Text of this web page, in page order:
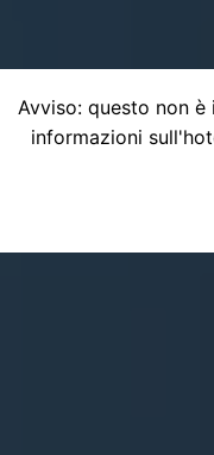
Avviso: questo non
informazioni